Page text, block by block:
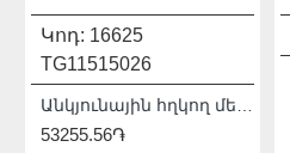
Կոդ: 16625
TG11515026
53255.56֏